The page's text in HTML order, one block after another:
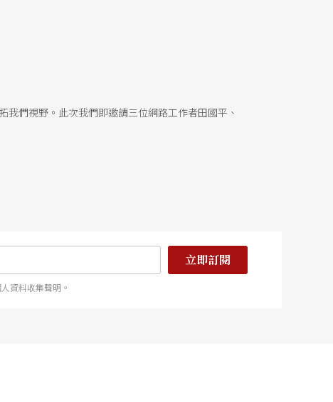
們視野。此次我們即邀請三位網路工作者田國平、
立即訂閱
資料收集聲明。